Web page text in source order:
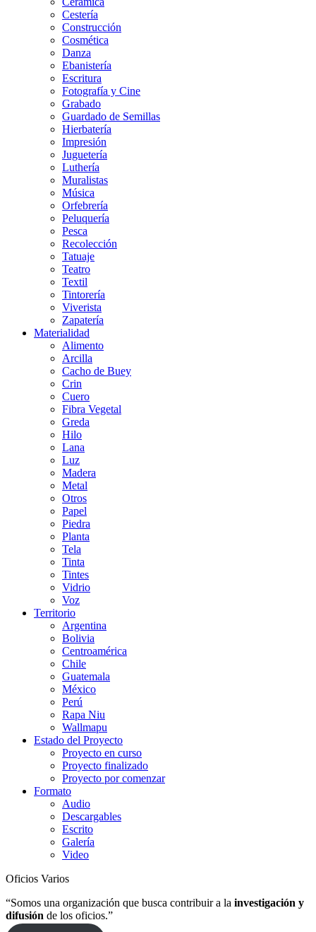
Cestería
Construcción
Cosmética
Danza
Ebanistería
Escritura
Fotografía y Cine
Grabado
Guardado de Semillas
Hierbatería
Impresión
Juguetería
Luthería
Muralistas
Música
Orfebrería
Peluquería
Pesca
Recolección
Tatuaje
Teatro
Textil
Tintorería
Viverista
Zapatería
Materialidad
Alimento
Arcilla
Cacho de Buey
Crin
Cuero
Fibra Vegetal
Greda
Hilo
Lana
Luz
Madera
Metal
Otros
Papel
Piedra
Planta
Tela
Tinta
Tintes
Vidrio
Voz
Territorio
Argentina
Bolivia
Centroamérica
Chile
Guatemala
México
Perú
Rapa Niu
Wallmapu
Estado del Proyecto
Proyecto en curso
Proyecto finalizado
Proyecto por comenzar
Formato
Audio
Descargables
Escrito
Galería
Video
Oficios Varios
“Somos una organización que busca contribuir a la investigación y
difusión de los oficios.”